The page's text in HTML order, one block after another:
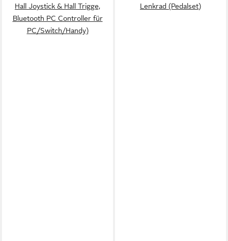
Hall Joystick & Hall Trigge,
Bluetooth PC Controller für
PC/Switch/Handy)
Lenkrad (Pedalset)